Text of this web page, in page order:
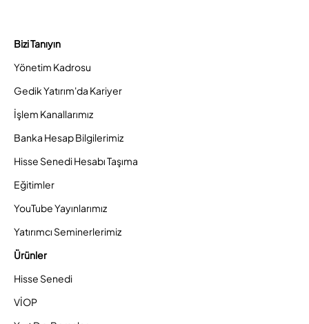
Bizi Tanıyın
Yönetim Kadrosu
Gedik Yatırım'da Kariyer
İşlem Kanallarımız
Banka Hesap Bilgilerimiz
Hisse Senedi Hesabı Taşıma
Eğitimler
YouTube Yayınlarımız
Yatırımcı Seminerlerimiz
Ürünler
Hisse Senedi
VİOP